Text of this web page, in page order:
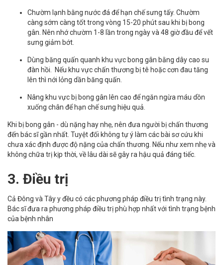
Chườm lạnh bằng nước đá để hạn chế sưng tấy. Chườm
càng sớm càng tốt trong vòng 15-20 phút sau khi bị bong
gân. Nên nhớ chườm 1-8 lần trong ngày và 48 giờ đầu để vết
sưng giảm bớt.
Dùng băng quấn quanh khu vực bong gân bằng dây cao su
đàn hồi. Nếu khu vực chấn thương bị tê hoặc cơn đau tăng
lên thì nới lỏng dần băng quấn.
Nâng khu vực bị bong gân lên cao để ngăn ngừa máu dồn
xuống chân để hạn chế sưng hiệu quả.
Khi bị bong gân - dù nặng hay nhẹ, nên đưa người bị chấn thương
đến bác sĩ gần nhất. Tuyệt đối không tự ý làm các bài sơ cứu khi
chưa xác định được độ nặng của chấn thương. Nếu như xem nhẹ và
không chữa trị kịp thời, về lâu dài sẽ gây ra hậu quả đáng tiếc.
3. Điều trị
Cả Đông và Tây y đều có các phương pháp điều trị tình trạng này.
Bác sĩ đưa ra phương pháp điều trị phù hợp nhất với tình trạng bệnh
của bệnh nhân